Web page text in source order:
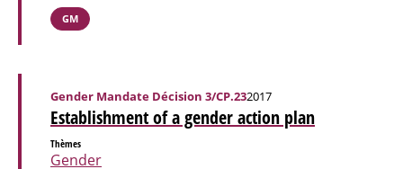
GM
Establishment of a gender action plan
Gender Mandate Décision 3/CP.232017
Thèmes
Gender